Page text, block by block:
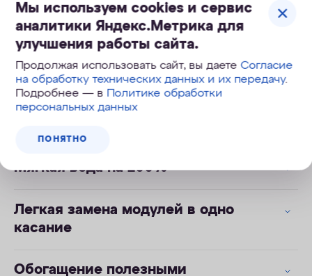
Высокая скорость фильтрации
Мягкая вода на 100%
Легкая замена модулей в одно
касание
Обогащение полезными
Мы используем cookies и сервис
аналитики Яндекс.Метрика для
улучшения работы сайта.
Продолжая использовать сайт, вы даетеСогласие
на обработку технических данных и их передачу.
Подробнее — в Политике обработки
персональных данных
ПОНЯТНО